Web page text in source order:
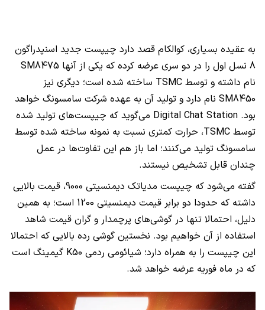
به عقیده بسیاری، کوالکام قصد دارد چیپست‌ جدید اسنپدراگون
8 نسل اول را در دو سری عرضه کرده که یکی از آنها
SM8475
نام داشته و توسط TSMC ساخته شده است؛ دیگری نیز
SM8450 نام دارد و تولید آن به عهده شرکت سامسونگ خواهد
بود. Digital Chat Station می‌گوید که چیپست‌های تولید شده
توسط TSMC، حرارت کمتری نسبت به نمونه ساخته شده توسط
سامسونگ تولید می‌کنند؛ اما باز هم این تفاوت‌ها در عمل
چندان قابل تشخیص نیستند.
گفته می‌شود که چیپست مدیاتک دیمنسیتی 9000، قیمت بالایی
داشته که حدودا دو برابر قیمت دیمنسیتی 1200 است؛ به همین
دلیل، احتمالا تنها در گوشی‌های پرچمدار و گران قیمت شاهد
استفاده از آن خواهیم بود. نخستین گوشی رده بالایی که احتمالا
این چیپست را به همراه دارد؛ شیائومی ردمی K50 گیمینگ است
که در ماه فوریه عرضه خواهد شد.